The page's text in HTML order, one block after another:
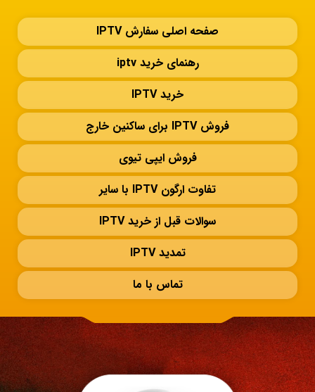
صفحه اصلی سفارش IPTV
رهنمای خرید iptv
خرید IPTV
فروش IPTV برای ساکنین خارج
فروش ایپی تیوی
تفاوت ارگون IPTV با سایر
سوالات قبل از خرید IPTV
تمدید IPTV
تماس با ما